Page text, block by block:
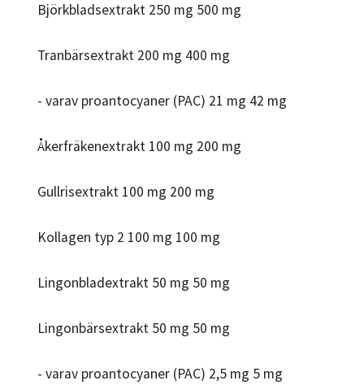
Björkbladsextrakt 250 mg 500 mg
Tranbärsextrakt 200 mg 400 mg
- varav proantocyaner (PAC) 21 mg 42 mg
Åkerfräkenextrakt 100 mg 200 mg
Gullrisextrakt 100 mg 200 mg
Kollagen typ 2 100 mg 100 mg
Lingonbladextrakt 50 mg 50 mg
Lingonbärsextrakt 50 mg 50 mg
- varav proantocyaner (PAC) 2,5 mg 5 mg